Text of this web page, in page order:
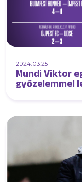
2024.03.25
Mundi Viktor
győzelemmel